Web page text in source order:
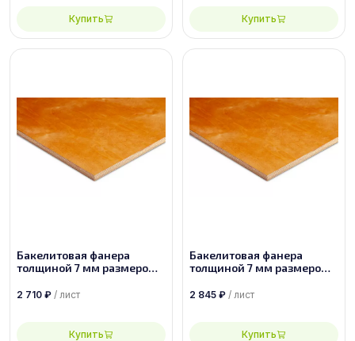
Купить Купить
Бакелитовая фанера
толщиной 7 мм размером
2 710 ₽ / лист
Купить
Бакелитовая фанера
толщиной 7 мм размером
2 845 ₽ / лист
Купить